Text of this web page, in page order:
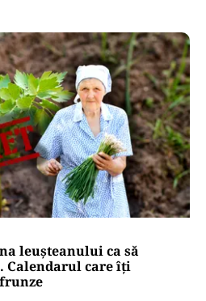
leușteanului ca să
Calendarul care îți